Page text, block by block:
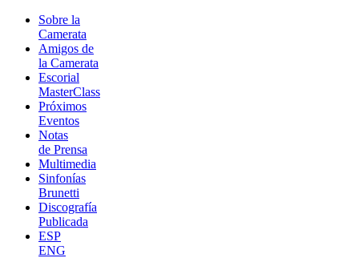
Sobre la
Camerata
Amigos de
la Camerata
Escorial
MasterClass
Próximos
Eventos
Notas
de Prensa
Multimedia
Sinfonías
Brunetti
Discografía
Publicada
ESP
ENG